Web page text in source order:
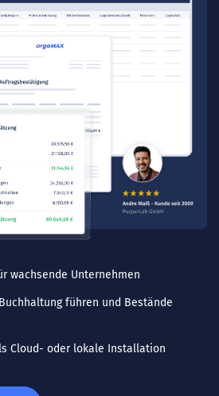
wachsende Unternehmen
führen und Bestände
Cloud- oder lokale Installation